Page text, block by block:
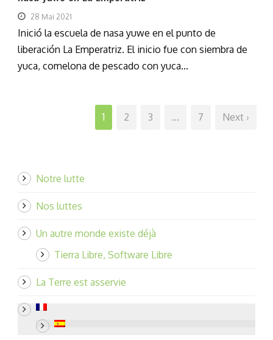
28 Mai 2021
Inició la escuela de nasa yuwe en el punto de
liberación La Emperatriz. El inicio fue con siembra de
yuca, comelona de pescado con yuca...
1 2 3 … 7 Next ›
Notre lutte
Nos luttes
Un autre monde existe déjà
Tierra Libre, Software Libre
La Terre est asservie